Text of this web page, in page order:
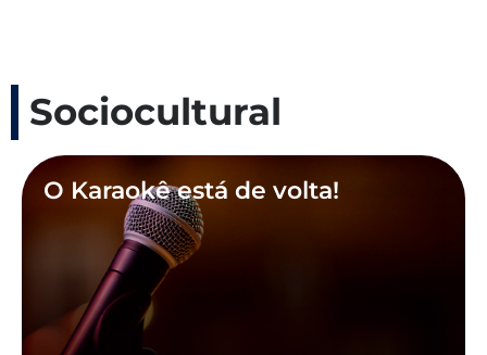
Sociocultural
O Karaokê está de volta!